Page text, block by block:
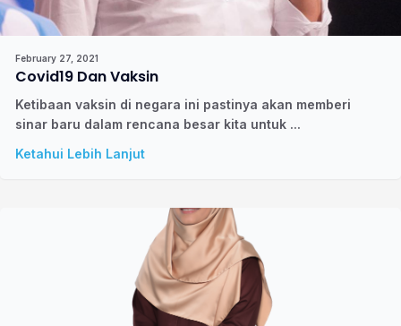
February 27, 2021
Covid19 Dan Vaksin
Ketibaan vaksin di negara ini pastinya akan memberi
sinar baru dalam rencana besar kita untuk ...
Ketahui Lebih Lanjut